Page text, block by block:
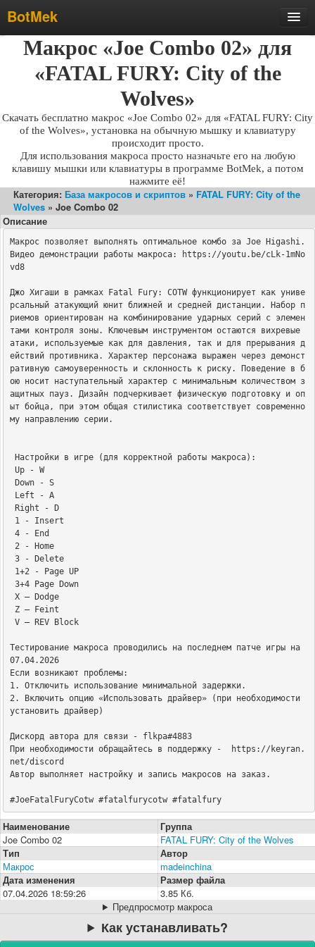
BotMek
Скачать
Инструкция
Статьи
Бесплатные макросы
Отзывы
Поддержка
Форум
Макрос «Joe Combo 02» для
«FATAL FURY: City of the
Wolves»
Скачать бесплатно макрос «Joe Combo 02» для «FATAL FURY: City
of the Wolves», установка на обычную мышку и клавиатуру
происходит просто.
Для использования макроса просто назначьте его на любую
клавишу мышки или клавиатуры в программе BotMek, а потом
нажмите её!
Категория: База макросов и скриптов » FATAL FURY: City of the
Wolves » Joe Combo 02
Описание
Макрос позволяет выполнять оптимальное комбо за Joe Higashi.
Видео демонстрации работы макроса: https://youtu.be/cLk-1mNo
vd8
Джо Хигаши в рамках Fatal Fury: COTW функционирует как униве
рсальный атакующий юнит ближней и средней дистанции. Набор п
риемов ориентирован на комбинирование ударных серий с элемен
тами контроля зоны. Ключевым инструментом остаются вихревые
атаки, используемые как для давления, так и для прерывания д
ействий противника. Характер персонажа выражен через демонст
ративную самоуверенность и склонность к риску. Поведение в б
ою носит наступательный характер с минимальным количеством з
ащитных пауз. Дизайн подчеркивает физическую подготовку и оп
ыт бойца, при этом общая стилистика соответствует современно
му направлению серии.
Тестирование макроса проводились на последнем патче игры на
07.04.2026
Если возникают проблемы:
1. Отключить использование минимальной задержки.
2. Включить опцию «Использовать драйвер» (при необходимости
установить драйвер)
Дискорд автора для связи - flkpa#4883
При необходимости обращайтесь в поддержку -  https://keyran.
net/discord
Автор выполняет настройку и запись макросов на заказ.
#JoeFatalFuryCotw #fatalfurycotw #fatalfury
Наименование
Группа
Joe Combo 02
FATAL FURY: City of the Wolves
Тип
Автор
Макрос
madeinchina
Дата изменения
Размер файла
07.04.2026 18:59:26
3.85 Кб.
Предпросмотр макроса
Как устанавливать?